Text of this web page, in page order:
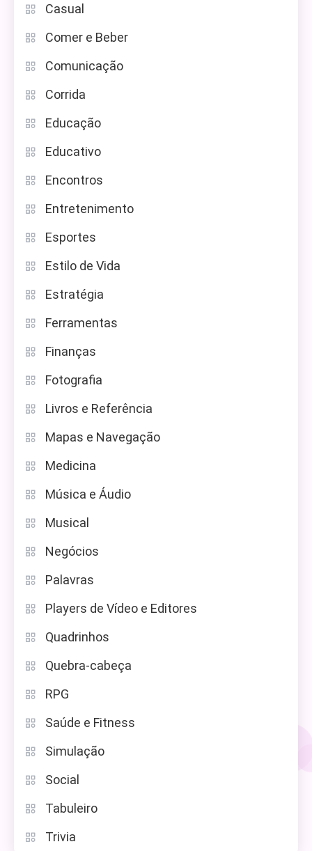
Casual
Comer e Beber
Comunicação
Corrida
Educação
Educativo
Encontros
Entretenimento
Esportes
Estilo de Vida
Estratégia
Ferramentas
Finanças
Fotografia
Livros e Referência
Mapas e Navegação
Medicina
Música e Áudio
Musical
Negócios
Palavras
Players de Vídeo e Editores
Quadrinhos
Quebra-cabeça
RPG
Saúde e Fitness
Simulação
Social
Tabuleiro
Trivia